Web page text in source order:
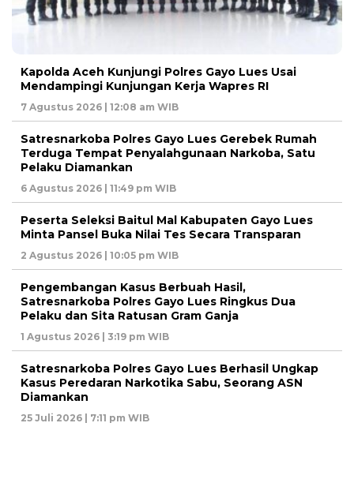
Kapolda Aceh Kunjungi Polres Gayo Lues Usai
Mendampingi Kunjungan Kerja Wapres RI
7 Agustus 2026 | 12:08 am WIB
Satresnarkoba Polres Gayo Lues Gerebek Rumah
Terduga Tempat Penyalahgunaan Narkoba, Satu
Pelaku Diamankan
6 Agustus 2026 | 11:49 pm WIB
Peserta Seleksi Baitul Mal Kabupaten Gayo Lues
Minta Pansel Buka Nilai Tes Secara Transparan
2 Agustus 2026 | 10:05 pm WIB
Pengembangan Kasus Berbuah Hasil,
Satresnarkoba Polres Gayo Lues Ringkus Dua
Pelaku dan Sita Ratusan Gram Ganja
1 Agustus 2026 | 3:19 pm WIB
Satresnarkoba Polres Gayo Lues Berhasil Ungkap
Kasus Peredaran Narkotika Sabu, Seorang ASN
Diamankan
25 Juli 2026 | 7:11 pm WIB